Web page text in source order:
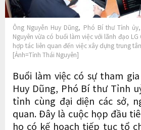
Ông Nguyễn Huy Dũng, Phó Bí thư Tỉnh
Nguyên vừa có buổi làm việc với lãnh đạo LG
hợp tác liên quan đến việc xây dựng trung
[Ảnh=Tỉnh Thái Nguyên]
Buổi làm việc có sự tham
Huy Dũng, Phó Bí thư Tỉnh
tỉnh cùng đại diện các sở,
quan. Đây là cuộc họp đầu
họ có kế hoạch tiếp tục tổ